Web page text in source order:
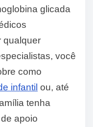
glicada
qualquer
você
como
infantil ou, até
tenha
apoio